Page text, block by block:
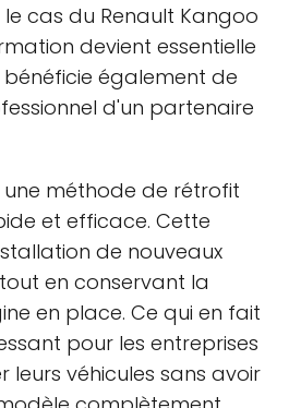
cas du Renault Kangoo
devient essentielle
bénéficie également de
d'un partenaire
méthode de rétrofit
et efficace. Cette
de nouveaux
en conservant la
en place. Ce qui en fait
pour les entreprises
leurs véhicules sans avoir